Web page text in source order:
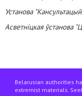
Установа
Асветніцкая ўстанова
Belarusian authorities
extremist materials.